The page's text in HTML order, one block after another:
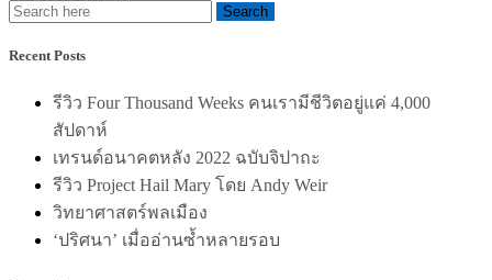
Recent Posts
รีวิว Four Thousand Weeks คนเรามีชีวิตอยู่แค่ 4,000
สัปดาห์
เทรนด์อนาคตหลัง 2022 ฉบับจิปาถะ
รีวิว Project Hail Mary โดย Andy Weir
วิทยาศาสตร์พลเมือง
‘ปริศนา’ เมื่ออ่านซ้ำหลายรอบ